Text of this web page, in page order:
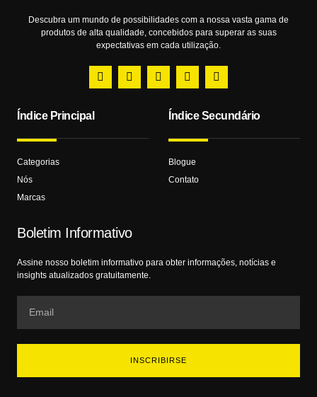
Descubra um mundo de possibilidades com a nossa vasta gama de
produtos de alta qualidade, concebidos para superar as suas
expectativas em cada utilização.
Índice Principal
Categorias
Nós
Marcas
Índice Secundário
Blogue
Contato
Boletim Informativo
Assine nosso boletim informativo para obter informações, notícias e
insights atualizados gratuitamente.
INSCRIBIRSE